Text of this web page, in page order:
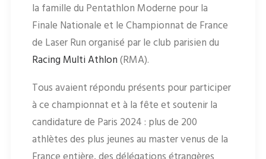
la famille du Pentathlon Moderne pour la
Finale Nationale et le Championnat de France
de Laser Run organisé par le club parisien du
Racing Multi Athlon(RMA).
Tous avaient répondu présents pour participer
à ce championnat et à la fête et soutenir la
candidature de Paris 2024 : plus de 200
athlètes des plus jeunes au master venus de la